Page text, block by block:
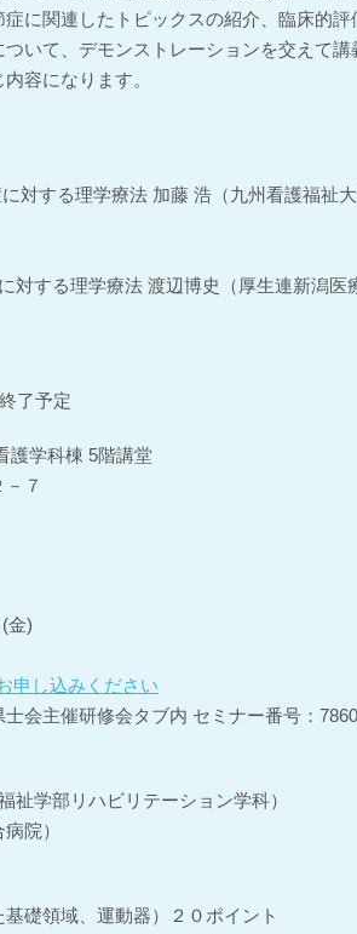
に関連したトピックスの紹介、臨床的評
いて、デモンストレーションを交えて講
容になります。
する理学療法 加藤 浩（九州看護福祉大
対する理学療法 渡辺博史（厚生連新潟医
了予定
護学科棟 5階講堂
７
金)
申し込みください
会主催研修会タブ内 セミナー番号：7860
祉学部リハビリテーション学科）
院）
礎領域、運動器）２０ポイント